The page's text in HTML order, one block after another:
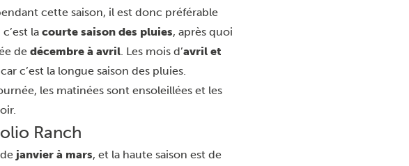
cette saison, il est donc préférable
c’est la courte saison des pluies, après quoi
de décembre à avril. Les mois d’avril et
c’est la longue saison des pluies.
les matinées sont ensoleillées et les
Ranch
janvier à mars, et la haute saison est de